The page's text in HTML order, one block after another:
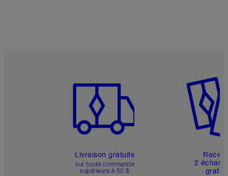
Livraison gratuite
sur toute commande
supérieure à 50 $
2